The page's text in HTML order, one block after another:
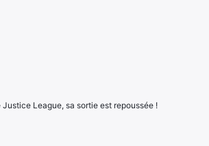
League, sa sortie est repoussée !